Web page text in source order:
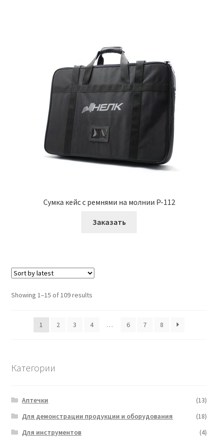
Сумка кейс с ремнями на молнии P-112
Заказать
Showing 1–15 of 109 results
1 2 3 4 … 6 7 8
Категории
Аптечки
(13)
Для демонстрации продукции и оборудования
(18)
Для инструментов
(4)